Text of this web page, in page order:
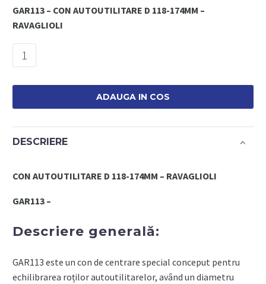
GAR113 – CON AUTOUTILITARE D 118-174MM –
RAVAGLIOLI
Cantitate
GAR113
AUTOUTILITARE
D
118-
ADAUGA IN COS
DESCRIERE
CON AUTOUTILITARE D 118-174MM – RAVAGLIOLI
GAR113 –
Descriere generală:
GAR113 este un con de centrare special conceput pentru
echilibrarea roților autoutilitarelor, având un diametru